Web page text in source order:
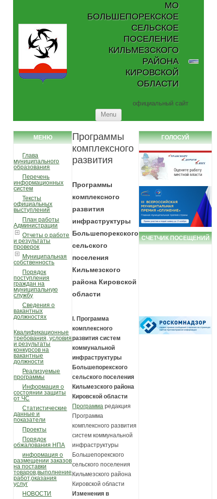
МО
БОЛЬШЕПОРЕКСКОЕ
СЕЛЬСКОЕ
ПОСЕЛЕНИЕ
КИЛЬМЕЗСКОГО
РАЙОНА
КИРОВСКОЙ
ОБЛАСТИ
официальный сайт
Menu
МЕНЮ
Глава
муниципального
образования
Перечень
информационных
систем
Тексты
официальных
выступлений
План работы
Администрации
Отчеты о работе
и результаты
проверок
Муниципальная
собственность
Порядок
поступления
граждан на
муниципальную
службу
Сведения о
вакантных
должностях
Квалификационные
требования, условия
и результаты
конкурсов на
вакантные
должности
Реализуемые
программы
Информация о
состоянии защиты
от ЧС
Статистические
данные и
показатели
Проекты
Порядок
обжалования НПА
информация о
размещении заказов
на поставки
товаров,выполнение
работ,оказания
услуг
НОВОСТИ
Программы
комплексного
развития
Программы
комплексного
развития
инфраструктуры
Большепорекского
сельского
поселения
Кильмезского
района Кировской
области
I. Программа
комплексного
развития систем
коммунальной
инфраструктуры
Большепорекского
сельского поселения
Кильмезского района
Кировской области
Программа редакция
Программа
комплексного развития
систем коммунальной
инфраструктуры
Большепорекского
сельского поселения
Кильмезского района
Кировской области
Изменения в
ГОЛОСУЙ
СЧЕТЧИК ПОСЕЩЕНИЙ